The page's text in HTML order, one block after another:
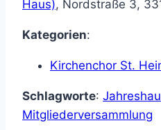
Haus), Nordstraße 3,
Kategorien:
Kirchenchor St.
Schlagworte:
Mitgliederversammlung